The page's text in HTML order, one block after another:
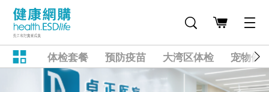
体检套餐 预防疫苗 大湾区体检 宠物健